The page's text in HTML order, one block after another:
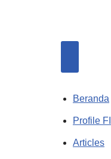
Beranda
Profile FI
Articles